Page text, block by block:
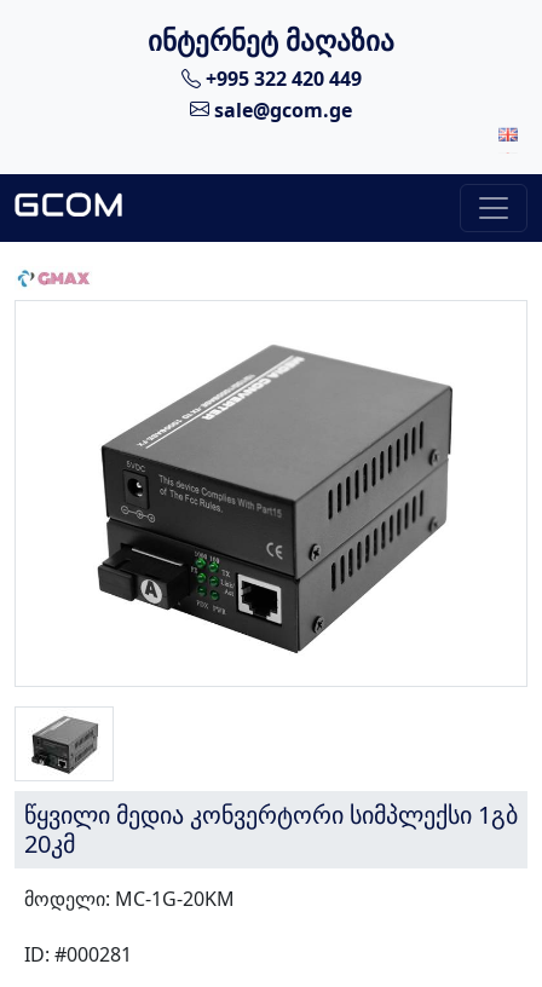
ინტერნეტ მაღაზია
+995 322 420 449
sale@gcom.ge
წყვილი მედია კონვერტორი სიმპლექსი 1გბ
20კმ
მოდელი: MC-1G-20KM
ID: #000281